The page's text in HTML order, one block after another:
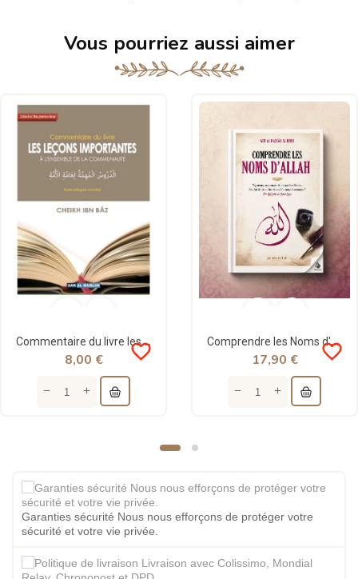
Vous pourriez aussi aimer
Commentaire du livre les leçons importantes - Cheikh Ibn Bâz - Dar Al Muslim
favorite_border
8,00 €
Comprendre les Noms d'Allah - 'Abd Al-Razzâq Al-Badr - al-Hadith
favorite_border
17,90 €
Garanties sécurité Nous nous efforçons de protéger votre
sécurité et votre vie privée.